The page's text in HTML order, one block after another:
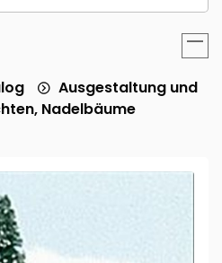
Ausgestaltung und
Nadelbäume